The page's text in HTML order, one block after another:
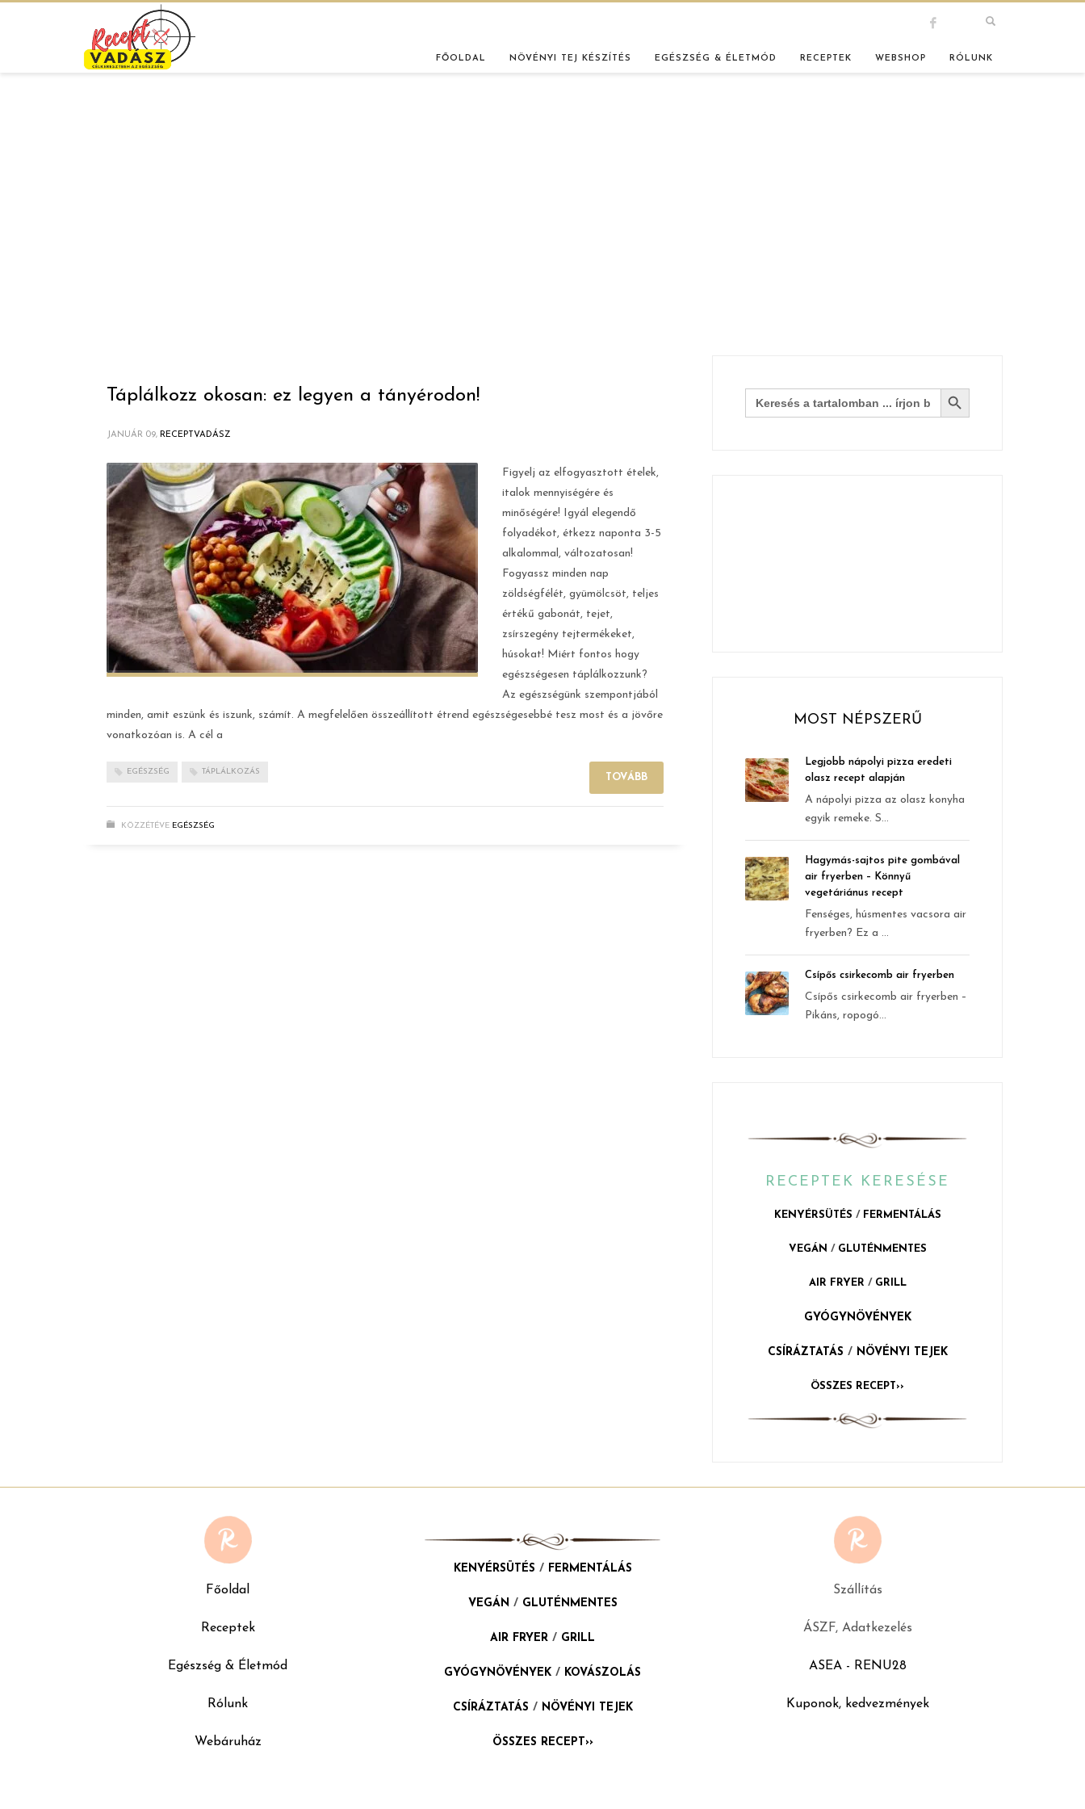
FŐOLDAL NÖVÉNYI TEJ KÉSZÍTÉS EGÉSZSÉG & ÉLETMÓD RECEPTEK WEBSHOP RÓLUNK
Táplálkozz okosan: ez legyen a tányérodon!
JANUÁR 09, RECEPTVADÁSZ
Figyelj az elfogyasztott ételek,
italok mennyiségére és
minőségére! Igyál elegendő
folyadékot, étkezz naponta 3-5
alkalommal, változatosan!
Fogyassz minden nap
zöldségfélét, gyümölcsöt, teljes
értékű gabonát, tejet,
zsírszegény tejtermékeket,
húsokat! Miért fontos hogy
egészségesen táplálkozzunk?
Az egészségünk szempontjából
minden, amit eszünk és iszunk, számít. A megfelelően összeállított étrend egészségesebbé tesz most és a jövőre
vonatkozóan is. A cél a
EGÉSZSÉG TÁPLÁLKOZÁS
TOVÁBB
KÖZZÉTÉVE EGÉSZSÉG
Search
for:
Search Button
MOST NÉPSZERŰ
Legjobb nápolyi pizza eredeti
olasz recept alapján
A nápolyi pizza az olasz konyha
egyik remeke. S...
Hagymás-sajtos pite gombával
air fryerben – Könnyű
vegetáriánus recept
Fenséges, húsmentes vacsora air
fryerben? Ez a ...
Csípős csirkecomb air fryerben
Csípős csirkecomb air fryerben –
Pikáns, ropogó...
RECEPTEK KERESÉSE
KENYÉRSÜTÉS / FERMENTÁLÁS
VEGÁN / GLUTÉNMENTES
AIR FRYER / GRILL
GYÓGYNÖVÉNYEK
CSÍRÁZTATÁS / NÖVÉNYI TEJEK
ÖSSZES RECEPT››
Főoldal
Receptek
Egészség & Életmód
Rólunk
Webáruház
KENYÉRSÜTÉS / FERMENTÁLÁS
VEGÁN / GLUTÉNMENTES
AIR FRYER / GRILL
GYÓGYNÖVÉNYEK / KOVÁSZOLÁS
CSÍRÁZTATÁS / NÖVÉNYI TEJEK
ÖSSZES RECEPT››
Szállítás
ÁSZF, Adatkezelés
ASEA - RENU28
Kuponok, kedvezmények